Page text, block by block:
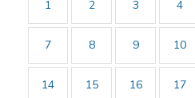
1
2 3 4
7 8 9 10
14 15 16 17